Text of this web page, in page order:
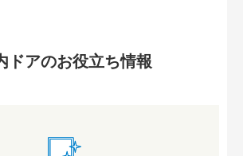
ドアのお役立ち情報